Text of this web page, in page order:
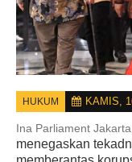
HUKUM KAMIS,
Ina Parliament
menegaskan